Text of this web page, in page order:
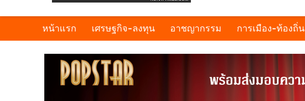
หน้าแรก เศรษฐกิจ-ลงทุน อาชญากรรม การเมือง-ท้องถิ่น